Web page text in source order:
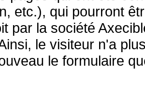
etc.), qui pourront
par la société
le visiteur n'a
le formulaire